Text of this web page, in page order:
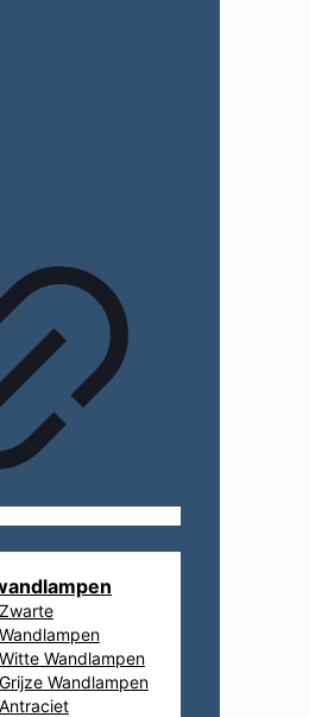
Zwarte
Wandlampen
Witte Wandlampen
Grijze Wandlampen
Antraciet